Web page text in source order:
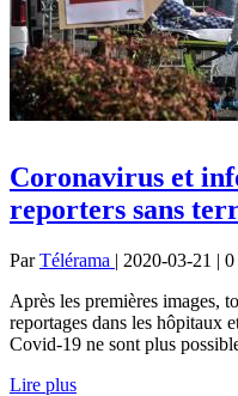
Coronavirus et
reporters sans
ParTélérama | 2020-03-21 | 0
Après les premières images,
reportages dans les hôpitaux
Covid-19 ne sont plus
Lire plus